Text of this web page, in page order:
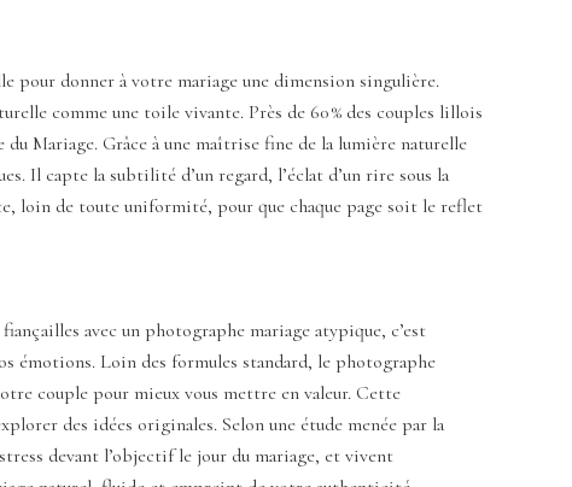
pour donner à votre mariage une dimension singulière.
comme une toile vivante. Près de 60 % des couples lillois
Mariage. Grâce à une maîtrise fine de la lumière naturelle
Il capte la subtilité d’un regard, l’éclat d’un rire sous la
loin de toute uniformité, pour que chaque page soit le reflet
avec un photographe mariage atypique, c’est
émotions. Loin des formules standard, le photographe
couple pour mieux vous mettre en valeur. Cette
des idées originales. Selon une étude menée par la
devant l’objectif le jour du mariage, et vivent